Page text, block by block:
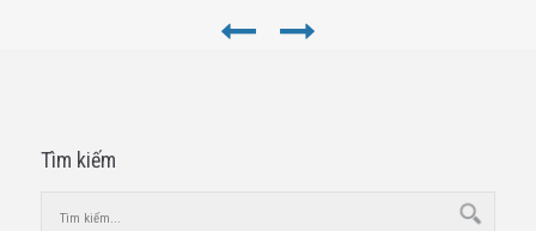
Tìm kiếm